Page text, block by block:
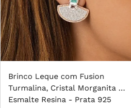
Brinco Leque com Fusion
Turmalina, Cristal Morganita e
Esmalte Resina - Prata 925